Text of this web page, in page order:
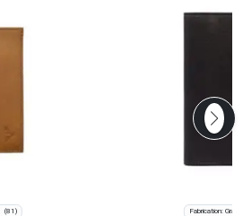
(81) Fabrication: